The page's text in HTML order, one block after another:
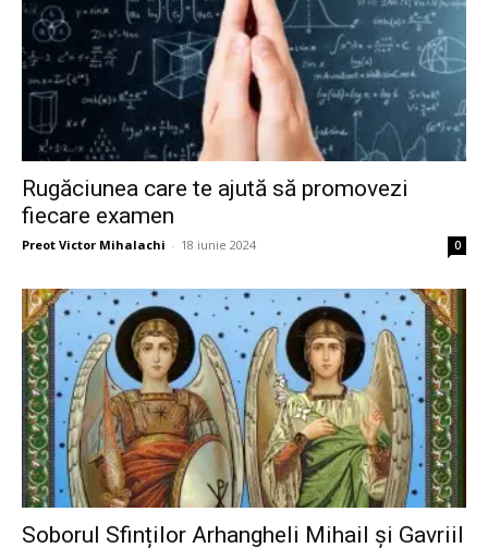
Rugăciunea care te ajută să promovezi
fiecare examen
Preot Victor Mihalachi - 18 iunie 2024 0
Soborul Sfinților Arhangheli Mihail și Gavriil